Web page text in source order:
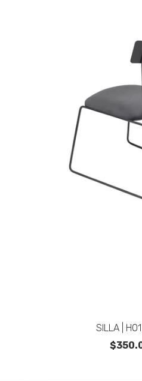
SILLA |